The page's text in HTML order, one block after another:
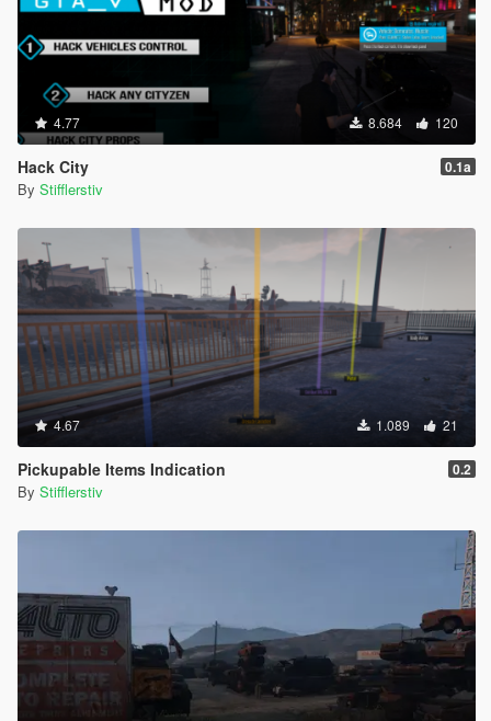
4.77 8.684 120
Hack City 0.1a
By Stifflerstiv
4.67 1.089 21
Pickupable Items Indication 0.2
By Stifflerstiv